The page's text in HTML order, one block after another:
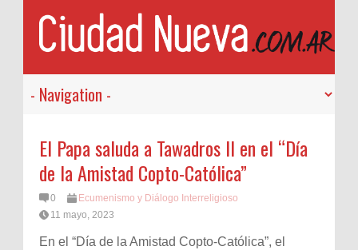
El Papa saluda a Tawadros II en el “Día
de la Amistad Copto-Católica”
0
Ecumenismo y Diálogo Interreligioso
11 mayo, 2023
En el “Día de la Amistad Copto-Católica”, el